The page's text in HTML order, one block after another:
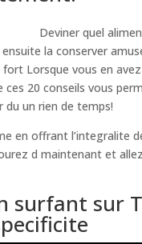
Deviner quel
la conserver
Lorsque vous en
20 conseils vous
un rien de temps!
en offrant l’integralite
d maintenant et
surfant sur